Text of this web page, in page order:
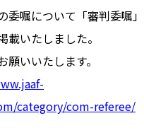
委嘱について「審判委嘱
載いたしました。
願いいたします。
category/com-referee/